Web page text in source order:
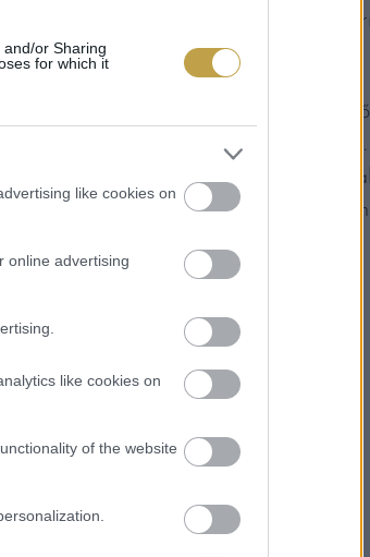
or Sharing
for which it
like cookies on
online advertising
like cookies on
of the website
az alapanyagokba és az elkészült
mennyire váltja be a
alapos tesztnek vetette alá a Munchot.
képeivel teletűzdelt kezdőoldallal
az éhes szájaknak csak pár percre van